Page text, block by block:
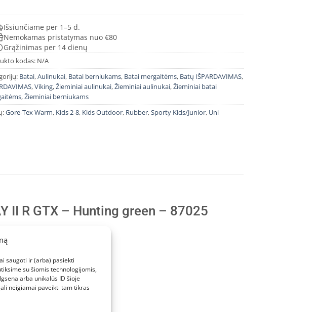
saugoti ir (arba) pasiekti
su šiomis technologijomis,
arba unikalūs ID šioje
neigiamai paveikti tam tikras
Išsiunčiame per 1–5 d.
Nemokamas pristatymas nuo €80
Grąžinimas per 14 dienų
kodas: N/A
Batai,Aulinukai, Batai berniukams, Batai mergaitėms, Batų IŠPARDAVIMAS,
,Viking,Žieminiai aulinukai,Žieminiai aulinukai,Žieminiai batai
,Žieminiai berniukams
Gore-Tex Warm, Kids 2-8, Kids Outdoor, Rubber,Sporty Kids/Junior, Uni
II R GTX – Hunting green – 87025